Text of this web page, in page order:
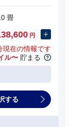
畳
円
現在の情報です
ル〜 貯まる